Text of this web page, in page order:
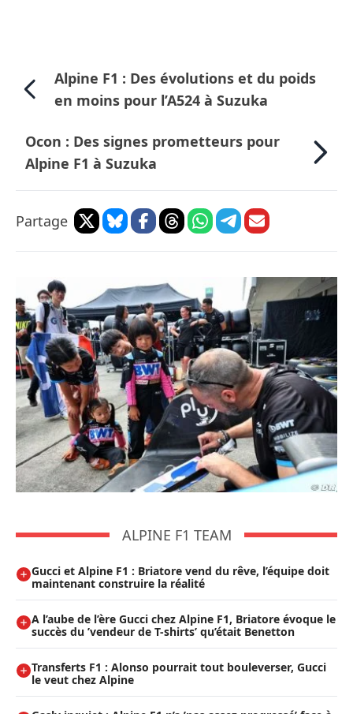
Alpine F1 : Des évolutions et du poids
en moins pour l’A524 à Suzuka
Ocon : Des signes prometteurs pour
Alpine F1 à Suzuka
Partage
ALPINE F1 TEAM
Gucci et Alpine F1 : Briatore vend du rêve, l’équipe doit
maintenant construire la réalité
A l’aube de l’ère Gucci chez Alpine F1, Briatore évoque le
succès du ’vendeur de T-shirts’ qu’était Benetton
Transferts F1 : Alonso pourrait tout bouleverser, Gucci
le veut chez Alpine